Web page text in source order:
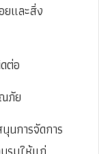
ยและสิ่ง
ต่อ
ภัย
นการจัดการ